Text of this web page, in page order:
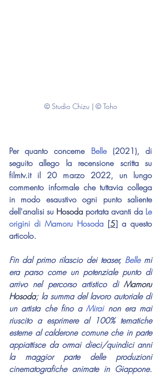
© Studio Chizu | © Toho
Per quanto concerne Belle (2021), di
seguito allego la recensione scritta su
filmtv.it il 20 marzo 2022, un lungo
commento informale che tuttavia collega
in modo esaustivo ogni punto saliente
dell'analisi su Hosoda portata avanti da Le
origini di Mamoru Hosoda [5] a questo
articolo.
Fin dal primo rilascio dei teaser, Belle mi
era parso come un potenziale punto di
arrivo nel percorso artistico di Mamoru
Hosoda; la summa del lavoro autoriale di
un artista che fino a Mirai non era mai
riuscito a esprimere al 100% tematiche
esterne al calderone comune che in parte
appiattisce da ormai dieci/quindici anni
la maggior parte delle produzioni